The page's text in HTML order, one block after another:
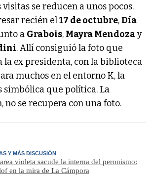
se reducen a unos pocos.
recién el17 de octubre,Día
a Grabois, Mayra Mendozay
. Allí consiguió la foto que
la ex presidenta, con la biblioteca
muchos en el entorno K, la
simbólica que política. La
no se recupera con una foto.
Y MÁS DISCUSIÓN
violeta sacude la interna del peronismo:
en la mira de La Cámpora